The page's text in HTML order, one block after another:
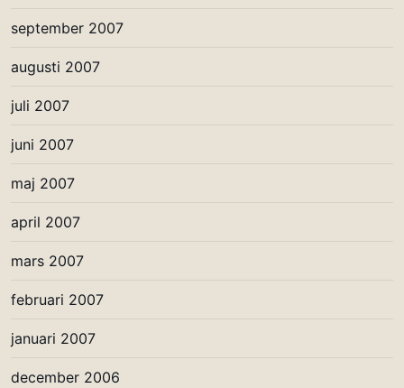
september 2007
augusti 2007
juli 2007
juni 2007
maj 2007
april 2007
mars 2007
februari 2007
januari 2007
december 2006